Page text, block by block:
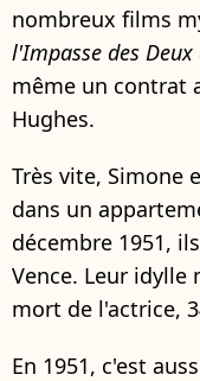
nombreux films
l'Impasse des Deux
même un contrat
Hughes.
Très vite, Simone
dans un
décembre 1951,
Vence. Leur idylle
mort de l'actrice,
En 1951, c'est